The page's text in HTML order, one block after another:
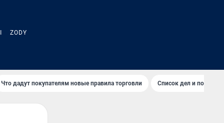
ZODY
Что дадут покупателям новые правила торговли Список дел и покупок